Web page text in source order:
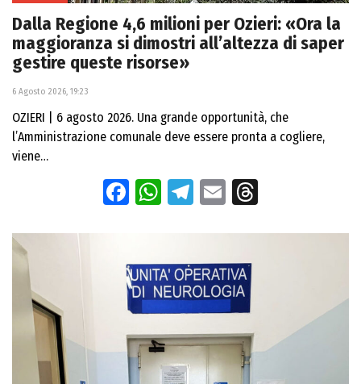
Dalla Regione 4,6 milioni per Ozieri: «Ora la
maggioranza si dimostri all’altezza di saper
gestire queste risorse»
6 Agosto 2026, 19:23
OZIERI | 6 agosto 2026. Una grande opportunità, che
l’Amministrazione comunale deve essere pronta a cogliere,
viene…
Facebook
WhatsApp
Telegram
Email